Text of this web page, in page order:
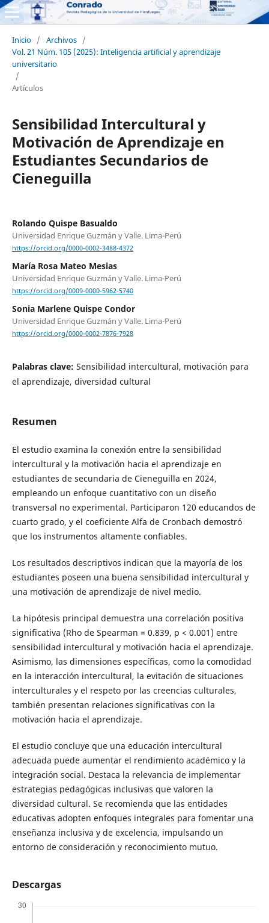
Inicio / Archivos /
Vol. 21 Núm. 105 (2025): Inteligencia artificial y aprendizaje
universitario
/
Artículos
Sensibilidad Intercultural y
Motivación de Aprendizaje en
Estudiantes Secundarios de
Cieneguilla
Rolando Quispe Basualdo
Universidad Enrique Guzmán y Valle. Lima-Perú
https://orcid.org/0000-0002-3488-4372
María Rosa Mateo Mesias
Universidad Enrique Guzmán y Valle. Lima-Perú
https://orcid.org/0009-0000-5962-5740
Sonia Marlene Quispe Condor
Universidad Enrique Guzmán y Valle. Lima-Perú
https://orcid.org/0000-0002-7876-7928
Palabras clave: Sensibilidad intercultural, motivación para
el aprendizaje, diversidad cultural
Resumen
El estudio examina la conexión entre la sensibilidad
intercultural y la motivación hacia el aprendizaje en
estudiantes de secundaria de Cieneguilla en 2024,
empleando un enfoque cuantitativo con un diseño
transversal no experimental. Participaron 120 educandos de
cuarto grado, y el coeficiente Alfa de Cronbach demostró
que los instrumentos altamente confiables.
Los resultados descriptivos indican que la mayoría de los
estudiantes poseen una buena sensibilidad intercultural y
una motivación de aprendizaje de nivel medio.
La hipótesis principal demuestra una correlación positiva
significativa (Rho de Spearman = 0.839, p < 0.001) entre
sensibilidad intercultural y motivación hacia el aprendizaje.
Asimismo, las dimensiones específicas, como la comodidad
en la interacción intercultural, la evitación de situaciones
interculturales y el respeto por las creencias culturales,
también presentan relaciones significativas con la
motivación hacia el aprendizaje.
El estudio concluye que una educación intercultural
adecuada puede aumentar el rendimiento académico y la
integración social. Destaca la relevancia de implementar
estrategias pedagógicas inclusivas que valoren la
diversidad cultural. Se recomienda que las entidades
educativas adopten enfoques integrales para fomentar una
enseñanza inclusiva y de excelencia, impulsando un
entorno de consideración y reconocimiento mutuo.
Descargas